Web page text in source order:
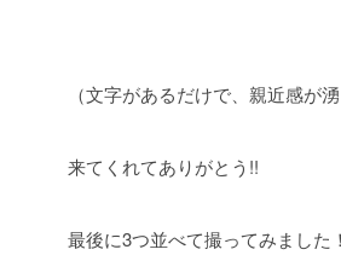
（文字があるだけで、親近感が
来てくれてありがとう!!
最後に3つ並べて撮ってみました